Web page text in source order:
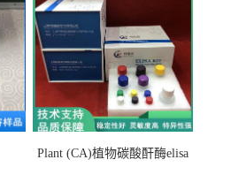
Plant (CA)植物碳酸酐酶elisa